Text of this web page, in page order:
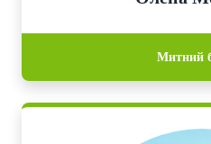
Митний